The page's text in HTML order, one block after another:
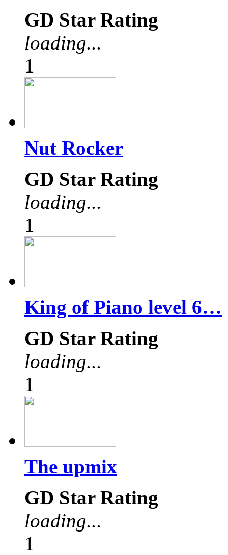
GD Star Rating
loading...
1
Nut Rocker
GD Star Rating
loading...
1
King of Piano level 6…
GD Star Rating
loading...
1
The upmix
GD Star Rating
loading...
1